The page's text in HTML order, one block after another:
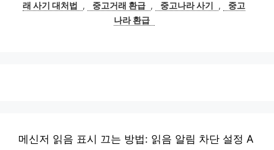
래 사기 대처법
, 중고거래 환급 , 중고나라 사기 ,
중고
나라 환급
메신저 읽음 표시 끄는 방법: 읽음 알림 차단 설정 A